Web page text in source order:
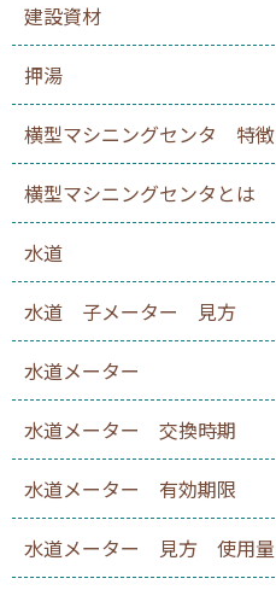
建設資材
押湯
横型マシニングセンタ 特徴
横型マシニングセンタとは
水道
水道 子メーター 見方
水道メーター
水道メーター 交換時期
水道メーター 有効期限
水道メーター 見方 使用量